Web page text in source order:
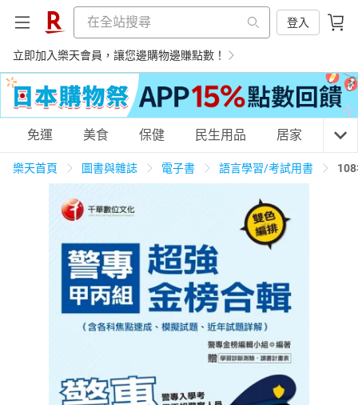
登入
立即加入樂天會員，讓您邊購物邊賺點數！
購物網分類
天天免運 美食蛋糕 民生用品
居家生活 3C家電 運動休閒 親子玩具
化妝保養 情趣用品
免運 美食 保健 民生用品 居家 3C
樂天首頁 圖書與雜誌 電子書 語言學習/考試用書